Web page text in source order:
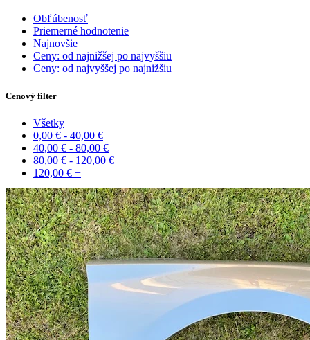
Obľúbenosť
Priemerné hodnotenie
Najnovšie
Ceny: od najnižšej po najvyššiu
Ceny: od najvyššej po najnižšiu
Cenový filter
Všetky
0,00 € - 40,00 €
40,00 € - 80,00 €
80,00 € - 120,00 €
120,00 € +